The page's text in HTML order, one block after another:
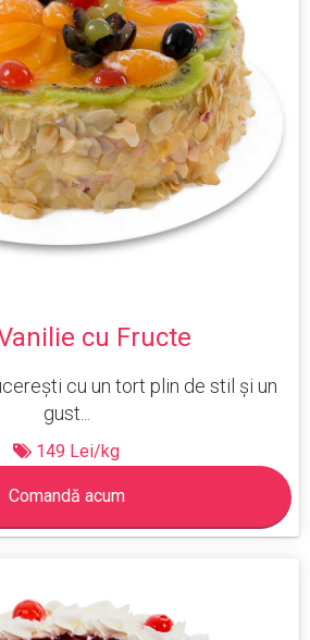
cu Fructe
cu un tort plin de stil și un
gust...
149 Lei/kg
Comandă acum